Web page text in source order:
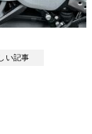
い記事